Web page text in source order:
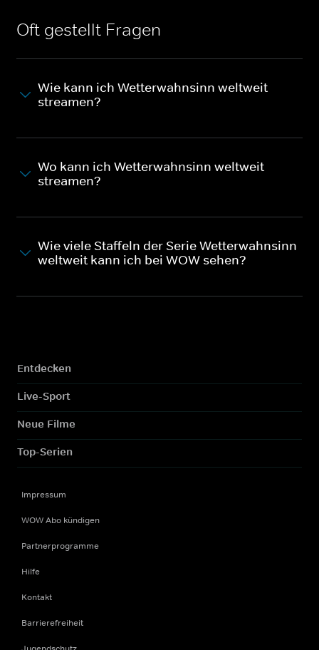
Oft gestellt Fragen
Wie kann ich Wetterwahnsinn weltweit
streamen?
Wo kann ich Wetterwahnsinn weltweit
streamen?
Wie viele Staffeln der Serie Wetterwahnsinn
weltweit kann ich bei WOW sehen?
Entdecken
Live-Sport
Neue Filme
Top-Serien
Impressum
WOW Abo kündigen
Partnerprogramme
Hilfe
Kontakt
Barrierefreiheit